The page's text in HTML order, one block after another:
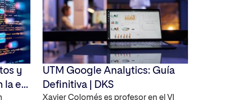
y
la era
UTM Google Analytics: Guía
Definitiva | DKS
Xavier Colomés es profesor en el VI